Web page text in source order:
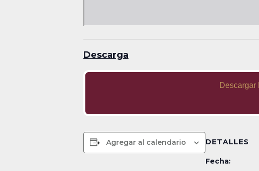
Descarga
Descargar
Agregar al calendario DETALLES
Fecha: